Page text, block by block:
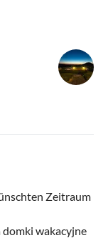
Zeitraum
wakacyjne